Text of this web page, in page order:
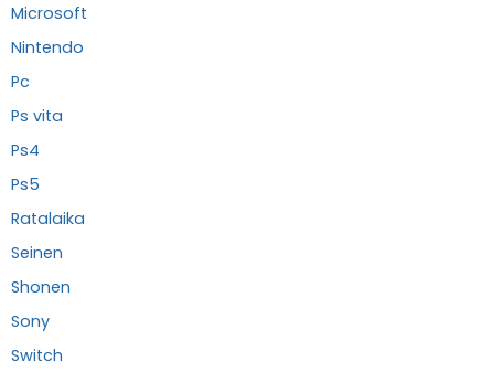
Microsoft
Nintendo
Pc
Ps vita
Ps4
Ps5
Ratalaika
Seinen
Shonen
Sony
Switch